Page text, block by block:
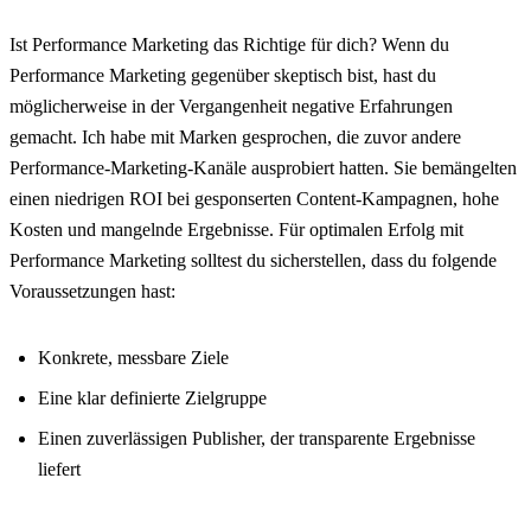
Ist Performance Marketing das Richtige für dich? Wenn du
Performance Marketing gegenüber skeptisch bist, hast du
möglicherweise in der Vergangenheit negative Erfahrungen
gemacht. Ich habe mit Marken gesprochen, die zuvor andere
Performance-Marketing-Kanäle ausprobiert hatten. Sie bemängelten
einen niedrigen ROI bei gesponserten Content-Kampagnen, hohe
Kosten und mangelnde Ergebnisse. Für optimalen Erfolg mit
Performance Marketing solltest du sicherstellen, dass du folgende
Voraussetzungen hast:
Konkrete, messbare Ziele
Eine klar definierte Zielgruppe
Einen zuverlässigen Publisher, der transparente Ergebnisse
liefert